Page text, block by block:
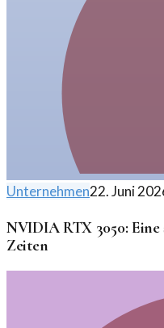
Unternehmen22. Juni
NVIDIA RTX 3050:
Zeiten